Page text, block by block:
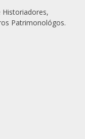
Patrimonológos.